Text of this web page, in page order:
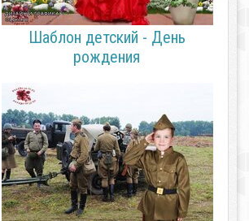
Шаблон детский - День
рождения